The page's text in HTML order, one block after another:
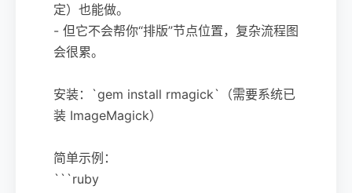
定）也能做。
- 但它不会帮你“排版”节点位置，复杂流程图
会很累。
安装：`gem install rmagick`（需要系统已
装 ImageMagick）
简单示例：
```ruby